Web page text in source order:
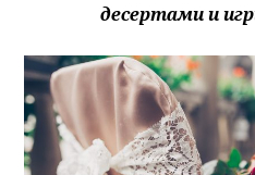
десертами и